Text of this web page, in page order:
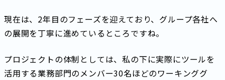
現在は、2年目のフェーズを迎えており、グループ各社へ
の展開を丁寧に進めているところですね。
プロジェクトの体制としては、私の下に実際にツールを
活用する業務部門のメンバー30名ほどのワーキンググ